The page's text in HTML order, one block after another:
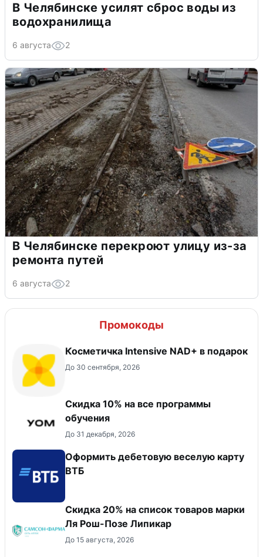
В Челябинске усилят сброс воды из
водохранилища
6 августа 2
В Челябинске перекроют улицу из-за
ремонта путей
6 августа 2
Промокоды
Косметичка Intensive NAD+ в подарок
До 30 сентября, 2026
Скидка 10% на все программы
обучения
До 31 декабря, 2026
Оформить дебетовую веселую карту
ВТБ
Скидка 20% на список товаров марки
Ля Рош-Позе Липикар
До 15 августа, 2026